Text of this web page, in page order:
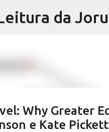
da
Why Greater
e Kate Pickett